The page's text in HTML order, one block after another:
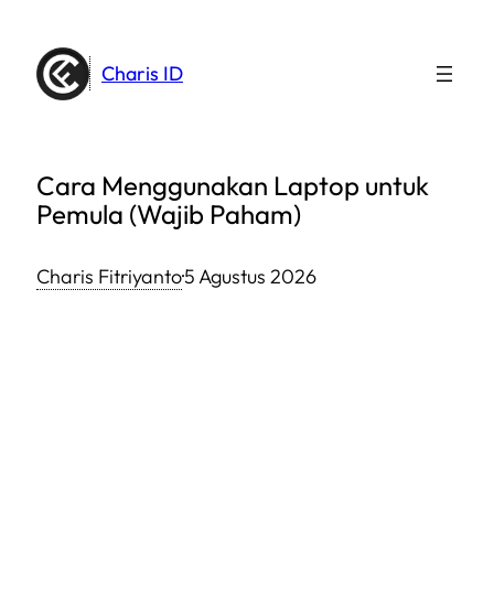
konten
Charis ID
Cara Menggunakan Laptop untuk
Pemula (Wajib Paham)
Charis Fitriyanto·5 Agustus 2026